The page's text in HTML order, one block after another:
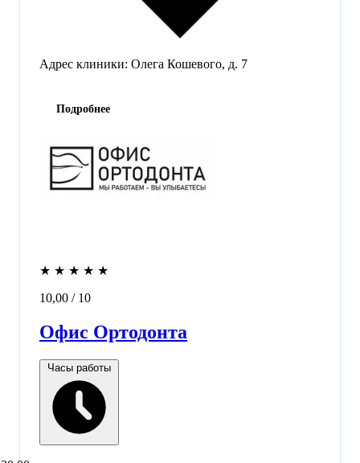
Адрес клиники: Олега Кошевого, д. 7
Подробнее
★ ★ ★ ★ ★
10,00 / 10
Офис Ортодонта
Часы работы